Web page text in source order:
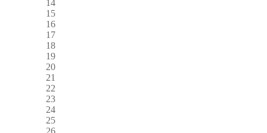
14
15
16
17
18
19
20
21
22
23
24
25
26